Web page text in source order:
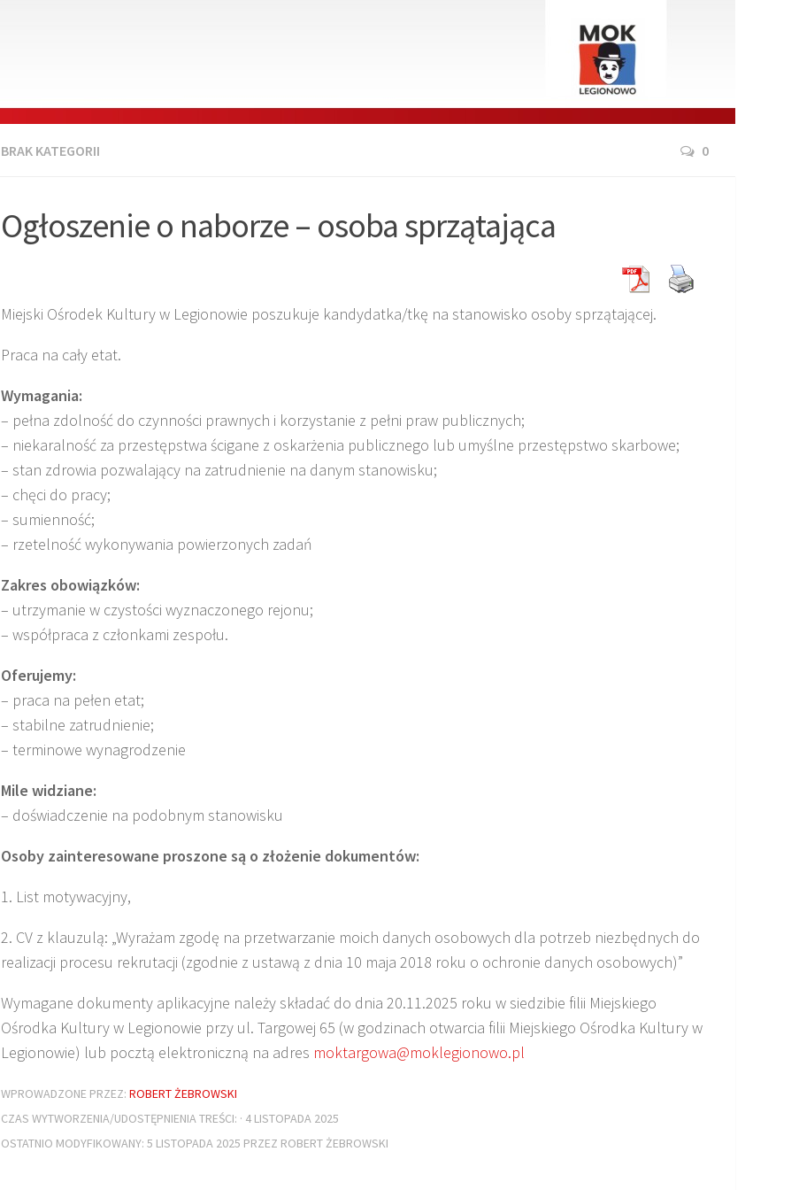
BRAK KATEGORII 0
Ogłoszenie o naborze – osoba sprzątająca
Miejski Ośrodek Kultury w Legionowie poszukuje kandydatka/tkę na stanowisko osoby sprzątającej.
Praca na cały etat.
Wymagania:
– pełna zdolność do czynności prawnych i korzystanie z pełni praw publicznych;
– niekaralność za przestępstwa ścigane z oskarżenia publicznego lub umyślne przestępstwo skarbowe;
– stan zdrowia pozwalający na zatrudnienie na danym stanowisku;
– chęci do pracy;
– sumienność;
– rzetelność wykonywania powierzonych zadań
Zakres obowiązków:
– utrzymanie w czystości wyznaczonego rejonu;
– współpraca z członkami zespołu.
Oferujemy:
– praca na pełen etat;
– stabilne zatrudnienie;
– terminowe wynagrodzenie
Mile widziane:
– doświadczenie na podobnym stanowisku
Osoby zainteresowane proszone są o złożenie dokumentów:
1. List motywacyjny,
2. CV z klauzulą: „Wyrażam zgodę na przetwarzanie moich danych osobowych dla potrzeb niezbędnych do
realizacji procesu rekrutacji (zgodnie z ustawą z dnia 10 maja 2018 roku o ochronie danych osobowych)”
Wymagane dokumenty aplikacyjne należy składać do dnia 20.11.2025 roku w siedzibie filii Miejskiego
Ośrodka Kultury w Legionowie przy ul. Targowej 65 (w godzinach otwarcia filii Miejskiego Ośrodka Kultury w
Legionowie) lub pocztą elektroniczną na adres moktargowa@moklegionowo.pl
WPROWADZONE PRZEZ: ROBERT ŻEBROWSKI
CZAS WYTWORZENIA/UDOSTĘPNIENIA TREŚCI: · 4 LISTOPADA 2025
OSTATNIO MODYFIKOWANY: 5 LISTOPADA 2025 PRZEZ ROBERT ŻEBROWSKI